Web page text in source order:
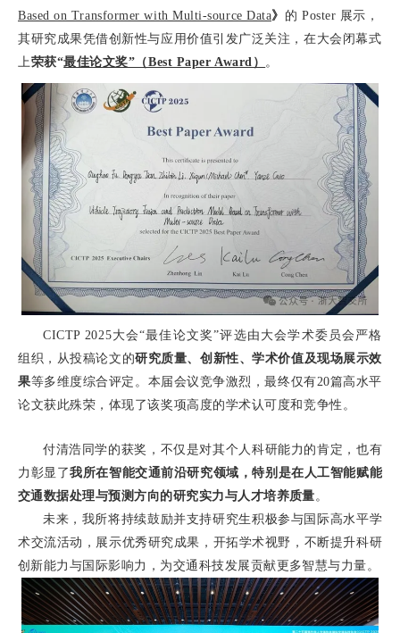
Based on Transformer with Multi-source Data》 的 Poster 展示 ，
其研究成果凭借创新性与应用价值引发广泛关注， 在大会闭幕式
上 荣获“最佳论文奖”（Best Paper Award） 。
CICTP 2025大会“最佳论文奖”评选由大会学术委员会严格
组织，从投稿论文的研究质量、创新性、学术价值及现场展示效
果等多维度综合评定。本届会议竞争激烈，最终仅有20篇高水平
论文获此殊荣，体现了该奖项高度的学术认可度和竞争性。
付清浩同学的获奖，不仅是对其个人科研能力的肯定，也有
力彰显了我所在智能交通前沿研究领域，特别是在人工智能赋能
交通数据处理与预测方向的研究实力与人才培养质量 。
未来，我所将持续鼓励并支持研究生积极参与国际高水平学
术交流活动，展示优秀研究成果，开拓学术视野，不断提升科研
创新能力与国际影响力，为交通科技发展贡献更多智慧与力量。